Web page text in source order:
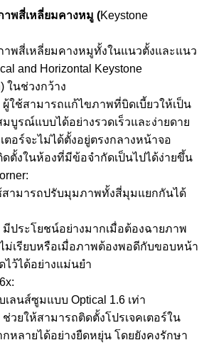
พสี่เหลี่ยมคางหมู (Keystone
าพสี่เหลี่ยมคางหมูทั้งในแนวตั้งและแนว
and Horizontal Keystone
ในช่วงกว้าง
ผู้ใช้สามารถแก้ไขภาพที่บิดเบี้ยวให้เป็น
บูรณ์แบบได้อย่างรวดเร็วและง่ายดาย
ตอร์จะไม่ได้ตั้งอยู่ตรงกลางหน้าจอ
ตั้งในห้องที่มีข้อจำกัดเป็นไปได้ง่ายขึ้น
สามารถปรับมุมภาพทั้งสี่มุมแยกกันได้
มีประโยชน์อย่างมากเมื่อต้องฉายภาพ
ม่เรียบหรือเมื่อภาพต้องพอดีกับขอบหน้า
ว้ได้อย่างแม่นยำ
ลนส์ซูมแบบ Optical 1.6 เท่า
ช่วยให้สามารถติดตั้งโปรเจคเตอร์ใน
หลายได้อย่างยืดหยุ่น โดยยังคงรักษา